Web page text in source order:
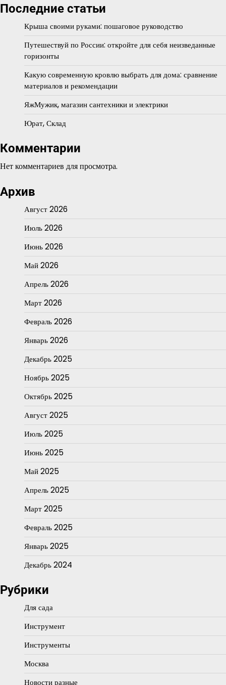
Последние статьи
Крыша своими руками: пошаговое руководство
Путешествуй по России: откройте для себя неизведанные
горизонты
Какую современную кровлю выбрать для дома: сравнение
материалов и рекомендации
ЯжМужик, магазин сантехники и электрики
Юрат, Склад
Комментарии
Нет комментариев для просмотра.
Архив
Август 2026
Июль 2026
Июнь 2026
Май 2026
Апрель 2026
Март 2026
Февраль 2026
Январь 2026
Декабрь 2025
Ноябрь 2025
Октябрь 2025
Август 2025
Июль 2025
Июнь 2025
Май 2025
Апрель 2025
Март 2025
Февраль 2025
Январь 2025
Декабрь 2024
Рубрики
Для сада
Инструмент
Инструменты
Москва
Новости разные